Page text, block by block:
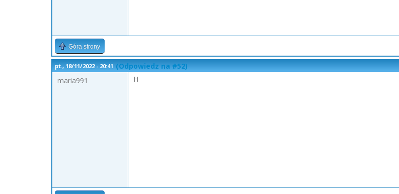
Góra strony
pt., 18/11/2022 - 20:41 (Odpowiedz na #52)
maria991
H